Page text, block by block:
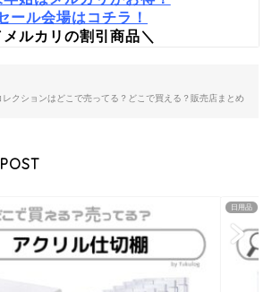
ール会場はコチラ！
メルカリの割引商品＼
レクションはどこで売ってる？どこで買える？販売店まとめ
日用品